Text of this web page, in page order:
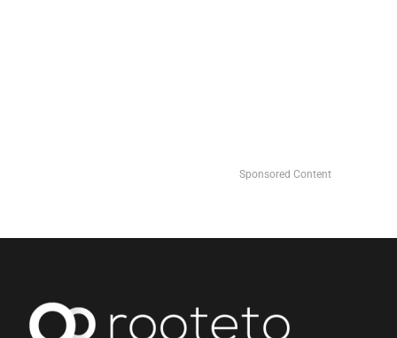
Sponsored Content